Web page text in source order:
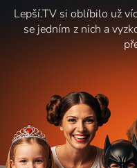
Lepší.TV si oblíbilo už
se jedním z nich a